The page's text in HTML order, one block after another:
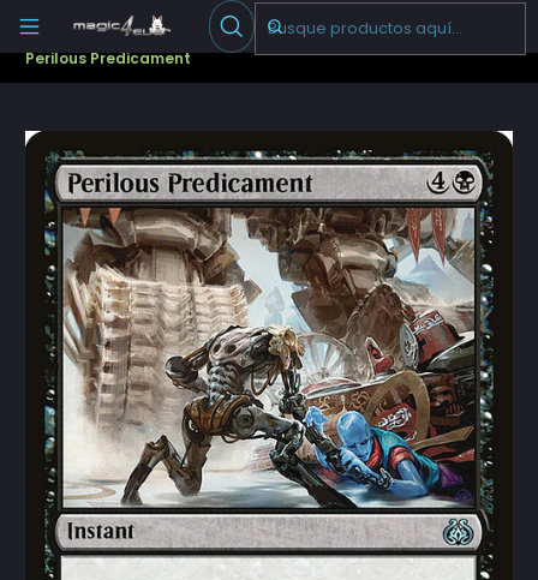
Escribenos
Cartas Sueltas Magic Pioneer
Perilous Predicament